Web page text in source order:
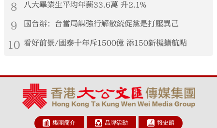
8 八大畢業生平均年薪33.6萬 升2.1%
9 國台辦：台當局謀強行解散統促黨是打壓異己
10 看好前景/國泰十年斥1500億 添150新機擴航點
集團簡介 品牌活動 報史館